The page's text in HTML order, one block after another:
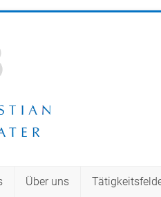
Über uns